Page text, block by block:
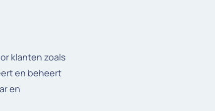
klanten zoals
en beheert
en